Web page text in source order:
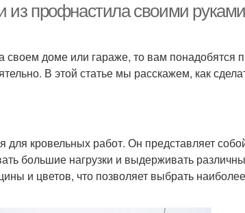
из профнастила своими
доме или гараже, то вам понадобятся
В этой статье мы расскажем, как
для кровельных работ. Он представляет
большие нагрузки и выдерживать
и цветов, что позволяет выбрать